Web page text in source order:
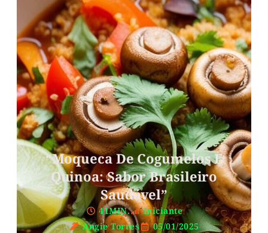
“Moqueca De Cogumelos E
Quinoa: Sabor Brasileiro
Saudável”
41MIN.
Iniciante
Angie Torres
05/01/2025